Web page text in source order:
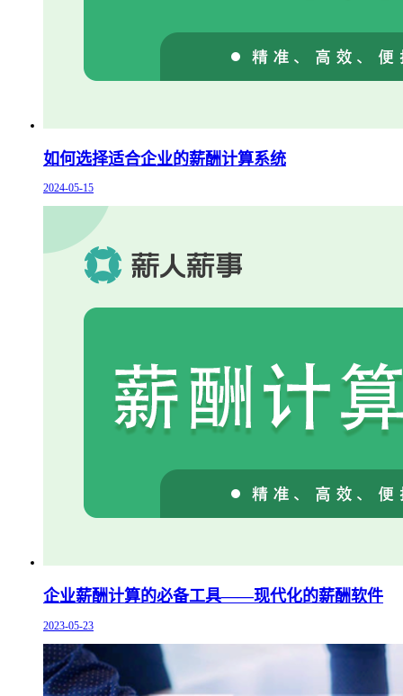
如何选择适合企业的薪酬计算系统
2024-05-15
企业薪酬计算的必备工具——现代化的薪酬软件
2023-05-23